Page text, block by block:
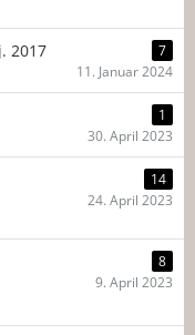
2017
7
11. Januar 2024
1
30. April 2023
14
24. April 2023
8
9. April 2023